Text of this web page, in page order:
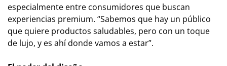
especialmente entre consumidores que buscan
experiencias premium. “Sabemos que hay un público
que quiere productos saludables, pero con un toque
de lujo, y es ahí donde vamos a estar”.